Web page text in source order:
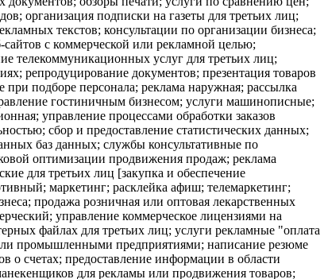
организация подписки на газеты для третьих лиц;
текстов; консультации по организации бизнеса;
сайтов с коммерческой или рекламной целью;
телекоммуникационных услуг для третьих лиц;
репродуцирование документов; презентация товаров
подборе персонала; реклама наружная; рассылка
гостиничным бизнесом; услуги машинописные;
управление процессами обработки заказов
сбор и предоставление статистических данных;
баз данных; службы консультативные по
оптимизации продвижения продаж; реклама
для третьих лиц [закупка и обеспечение
маркетинг; расклейка афиш; телемаркетинг;
продажа розничная или оптовая лекарственных
управление коммерческое лицензиями на
файлах для третьих лиц; услуги рекламные "оплата
промышленными предприятиями; написание резюме
о счетах; предоставление информации в области
для рекламы или продвижения товаров;